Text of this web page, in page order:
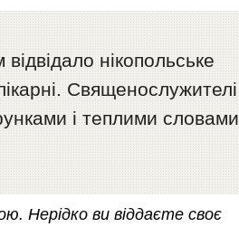
нікопольське
Священослужителі
і теплими словами
Нерідко ви віддаєте своє